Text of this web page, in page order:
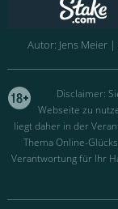
Autor: Jens Meier|